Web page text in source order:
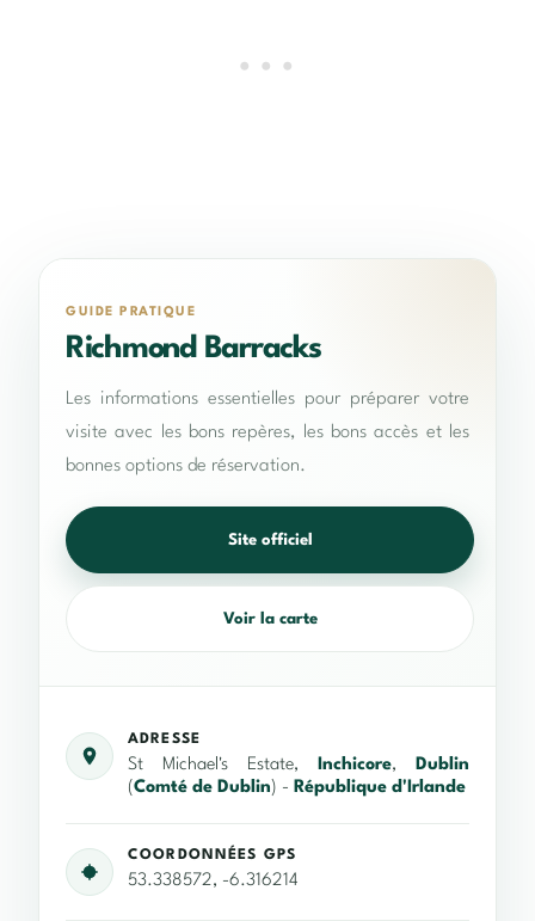
GUIDE PRATIQUE
Richmond Barracks
Les informations essentielles pour préparer votre
visite avec les bons repères, les bons accès et les
bonnes options de réservation.
Site officiel
Voir la carte
ADRESSE
St Michael's Estate, Inchicore, Dublin
(Comté de Dublin) - République d'Irlande
COORDONNÉES GPS
53.338572, -6.316214